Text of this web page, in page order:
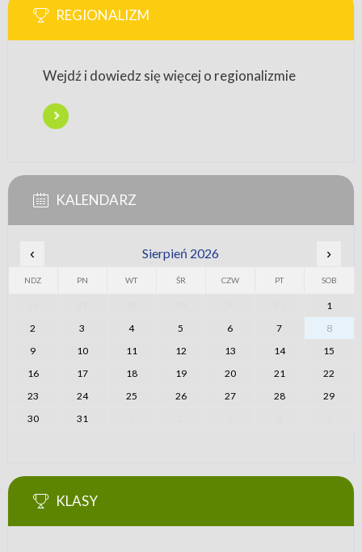
REGIONALIZM
Wejdź i dowiedz się więcej o regionalizmie
KALENDARZ
‹ Sierpień 2026 ›
NDZ PN WT ŚR CZW PT SOB
1
2
3 4 5 6 7
8
9
10 11 12 13 14
15
16
17 18 19 20 21
22
23
24 25 26 27 28
29
30
31
KLASY